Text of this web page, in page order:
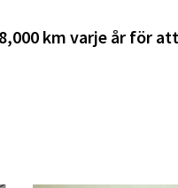
km varje år för